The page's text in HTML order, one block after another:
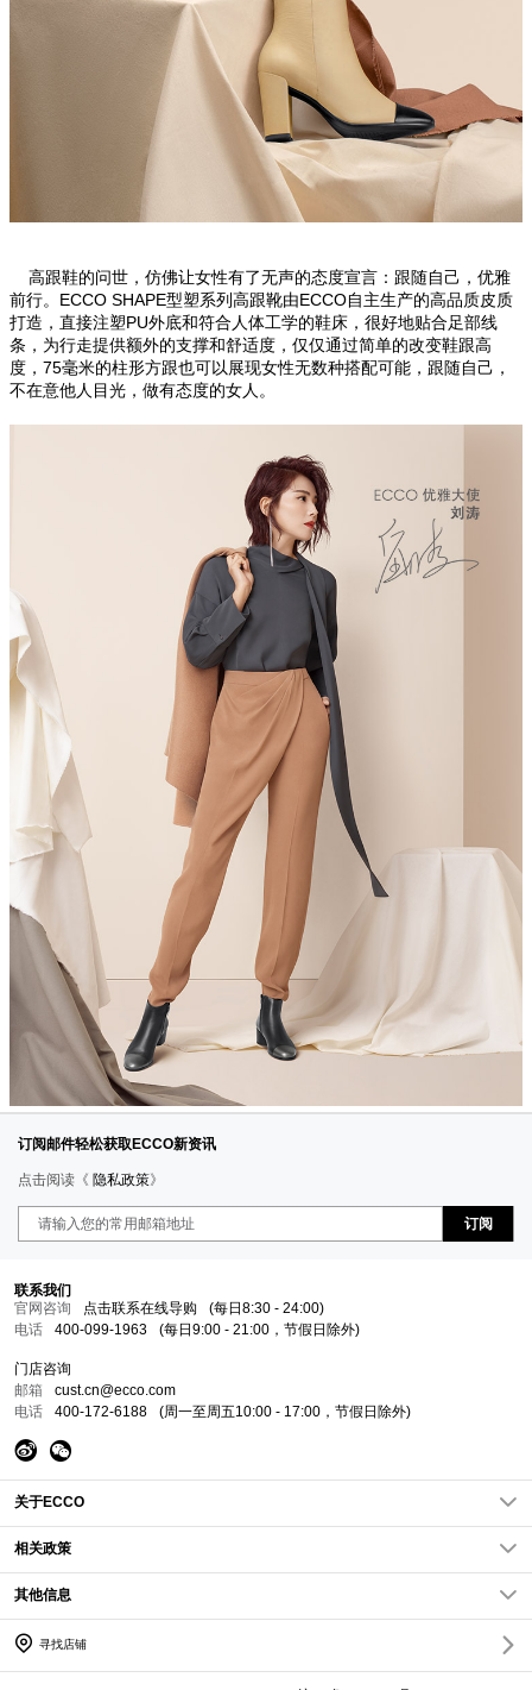
高跟鞋的问世，仿佛让女性有了无声的态度宣言：跟随自己，优雅
前行。 ECCO SHAPE型塑系列高跟靴由ECCO自主生产的高品质皮质
打造，直接注塑PU外底和符合人体工学的鞋床，很好地贴合足部线
条，为行走提供额外的支撑和舒适度，仅仅通过简单的改变鞋跟高
度， 75毫米的柱形方跟也可以展现女性无数种搭配可能，跟随自己，
不在意他人目光，做有态度的女人。
订阅邮件轻松获取ECCO新资讯
点击阅读《 隐私政策》
订阅
联系我们
官网咨询
点击联系在线导购
(每日8:30 - 24:00)
电话
400-099-1963 (每日9:00 - 21:00，节假日除外)
门店咨询
邮箱
cust.cn@ecco.com
电话
400-172-6188 (周一至周五10:00 - 17:00，节假日除外)
关于ECCO
企业责任
相关政策
常见问题FAQs
Cookies政策
其他信息
寻找店铺